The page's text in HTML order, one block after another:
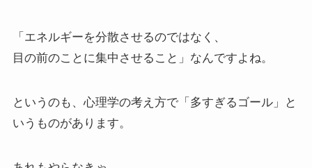
「エネルギーを分散させるのではなく、
目の前のことに集中させること」なんですよね。
というのも、心理学の考え方で「多すぎるゴール」と
いうものがあります。